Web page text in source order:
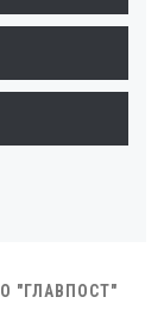
"ГЛАВПОСТ"